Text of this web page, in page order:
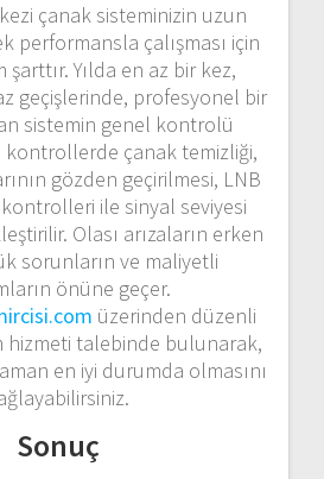
çanak sisteminizin uzun
performansla çalışması için
şarttır. Yılda en az bir kez,
geçişlerinde, profesyonel bir
sistemin genel kontrolü
kontrollerde çanak temizliği,
gözden geçirilmesi, LNB
ile sinyal seviyesi
Olası arızaların erken
sorunların ve maliyetli
önüne geçer.
üzerinden düzenli
hizmeti talebinde bulunarak,
en iyi durumda olmasını
Sonuç